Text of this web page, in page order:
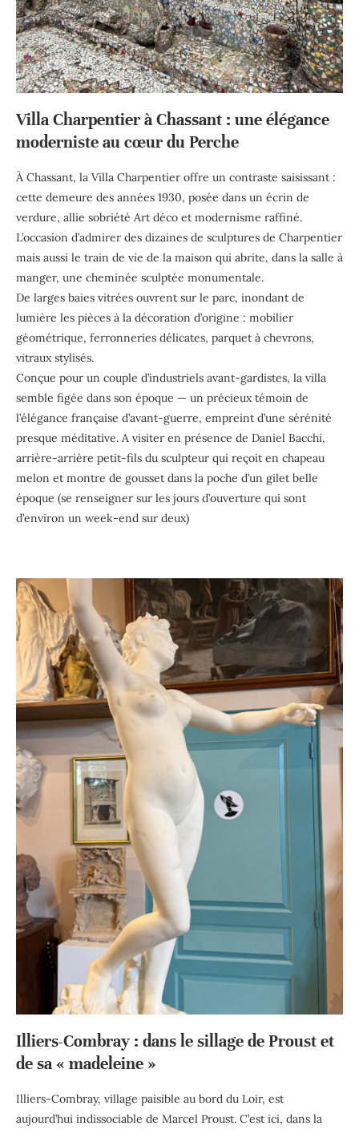
Villa Charpentier à Chassant : une élégance
moderniste au cœur du Perche
À Chassant, la Villa Charpentier offre un contraste saisissant :
cette demeure des années 1930, posée dans un écrin de
verdure, allie sobriété Art déco et modernisme raffiné.
L’occasion d’admirer des dizaines de sculptures de Charpentier
mais aussi le train de vie de la maison qui abrite, dans la salle à
manger, une cheminée sculptée monumentale.
De larges baies vitrées ouvrent sur le parc, inondant de
lumière les pièces à la décoration d’origine : mobilier
géométrique, ferronneries délicates, parquet à chevrons,
vitraux stylisés.
Conçue pour un couple d’industriels avant-gardistes, la villa
semble figée dans son époque — un précieux témoin de
l’élégance française d’avant-guerre, empreint d’une sérénité
presque méditative. A visiter en présence de Daniel Bacchi,
arrière-arrière petit-fils du sculpteur qui reçoit en chapeau
melon et montre de gousset dans la poche d’un gilet belle
époque (se renseigner sur les jours d’ouverture qui sont
d’environ un week-end sur deux)
Illiers-Combray : dans le sillage de Proust et
de sa « madeleine »
Illiers-Combray, village paisible au bord du Loir, est
aujourd’hui indissociable de Marcel Proust. C’est ici, dans la